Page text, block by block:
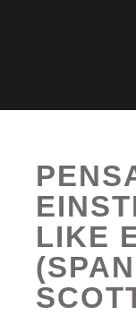
LIKE